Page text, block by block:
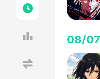
08/07